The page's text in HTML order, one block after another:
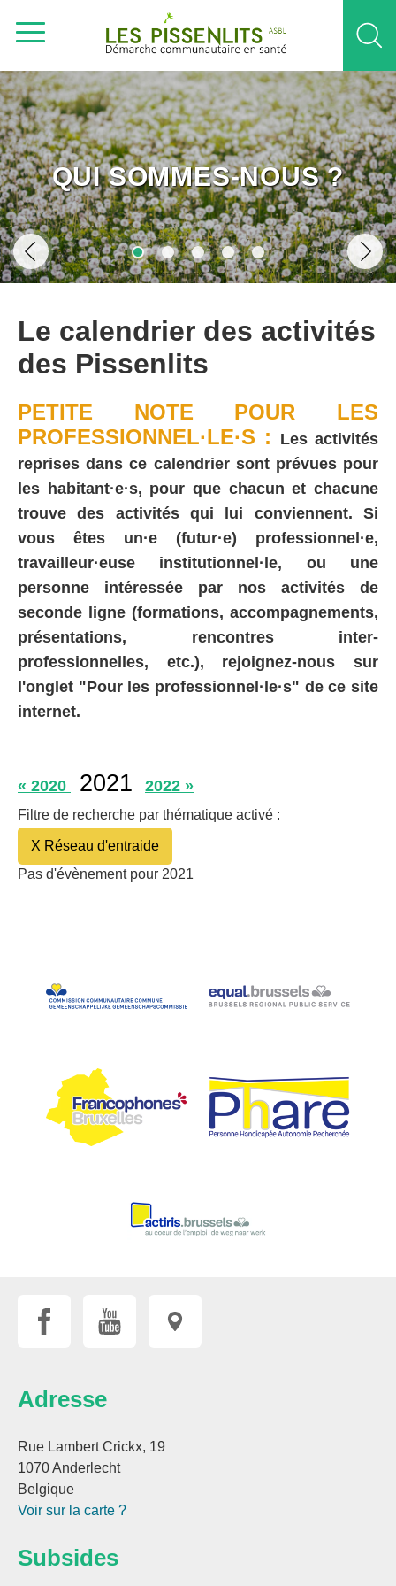
QUI SOMMES-NOUS ?
Le calendrier des activités
des Pissenlits
PETITE NOTE POUR LES
PROFESSIONNEL·LE·S :
Les activités
reprises dans ce calendrier sont prévues pour
les habitant·e·s, pour que chacun et chacune
trouve des activités qui lui conviennent. Si
vous êtes un·e (futur·e) professionnel·e,
travailleur·euse institutionnel·le, ou une
personne intéressée par nos activités de
seconde ligne (formations, accompagnements,
présentations, rencontres inter-
professionnelles, etc.), rejoignez-nous sur
l'onglet "Pour les professionnel·le·s" de ce site
internet.
« 2020 2021 2022 »
Filtre de recherche par thématique activé :
X Réseau d'entraide
Pas d'évènement pour 2021
Adresse
Rue Lambert Crickx, 19
1070 Anderlecht
Belgique
Voir sur la carte ?
Subsides